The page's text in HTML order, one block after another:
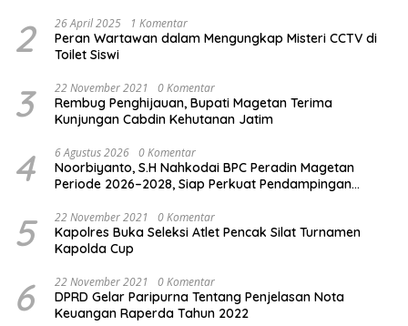
2 26 April 2025 1 Komentar
Peran Wartawan dalam Mengungkap Misteri CCTV di
Toilet Siswi
3 22 November 2021 0 Komentar
Rembug Penghijauan, Bupati Magetan Terima
Kunjungan Cabdin Kehutanan Jatim
4 6 Agustus 2026 0 Komentar
Noorbiyanto, S.H Nahkodai BPC Peradin Magetan
Periode 2026–2028, Siap Perkuat Pendampingan
5 22 November 2021 0 Komentar
Kapolres Buka Seleksi Atlet Pencak Silat Turnamen
Kapolda Cup
6 22 November 2021 0 Komentar
DPRD Gelar Paripurna Tentang Penjelasan Nota
Keuangan Raperda Tahun 2022